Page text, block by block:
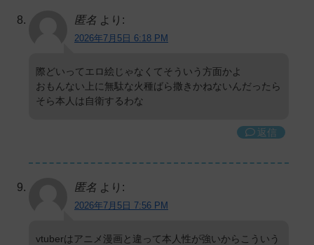
匿名 より:
2026年7月5日 6:18 PM
際どいってエロ絵じゃなくてそういう方面かよ
おもんない上に無駄な火種ばら撒きかねないんだったら
そら本人は自衛するわな
返信
匿名 より:
2026年7月5日 7:56 PM
vtuberはアニメ漫画と違って本人性が強いからこういう